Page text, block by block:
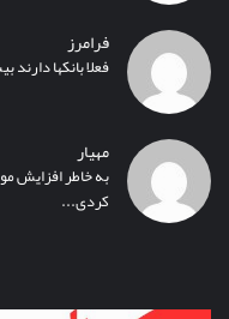
فرامرز
فعلا بانکها
مهیار
به خاطر افزایش
کردی...